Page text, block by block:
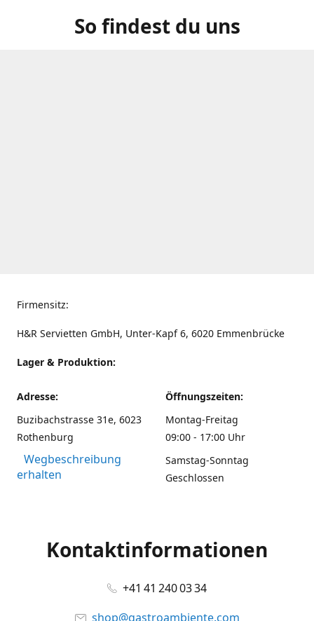
So findest du uns
Firmensitz:
H&R Servietten GmbH, Unter-Kapf 6, 6020 Emmenbrücke
Lager & Produktion:
Adresse:
Buzibachstrasse 31e, 6023
Rothenburg
Wegbeschreibung
erhalten
Öffnungszeiten:
Montag-Freitag
09:00 - 17:00 Uhr
Samstag-Sonntag
Geschlossen
Kontaktinformationen
+41 41 240 03 34
shop@gastroambiente.com